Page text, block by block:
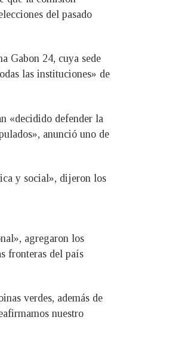
del pasado
Gabon 24, cuya sede
las instituciones» de
«decidido defender la
anunció uno de
y social», dijeron los
agregaron los
fronteras del país
verdes, además de
nuestro